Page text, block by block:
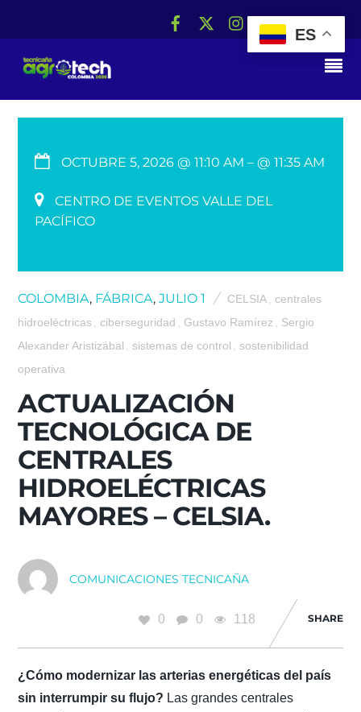
OCTUBRE 5, 2026 @ 11:10 AM – @ 11:35 AM
CENTRO DE EVENTOS VALLE DEL
PACÍFICO
COLOMBIA, FÁBRICA,JULIO 1 CELSIA ,centrales
hidroeléctricas ,ciberseguridad , Gustavo Ramírez , Sergio
Alexander Aristizábal ,sistemas de control ,sostenibilidad
operativa
ACTUALIZACIÓN
TECNOLÓGICA DE
CENTRALES
HIDROELÉCTRICAS
MAYORES – CELSIA.
COMUNICACIONES TECNICAÑA
0 0 118 SHARE
¿Cómo modernizar las arterias energéticas del país
sin interrumpir su flujo? Las grandes centrales
ES